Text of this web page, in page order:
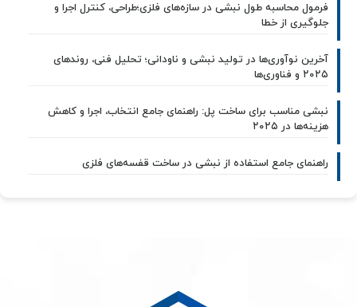
فرمول محاسبه طول نبشی در سازه‌های فلزی؛طراحی، کنترل اجرا و
جلوگیری از خطا
آخرین نوآوری‌ها در تولید نبشی و ناودانی؛ تحلیل فنی، روندهای
۲۰۲۵ و فناوری‌ها
نبشی مناسب برای ساخت پل: راهنمای جامع انتخاب، اجرا و کاهش
هزینه‌ها در ۲۰۲۵
راهنمای جامع استفاده از نبشی در ساخت قفسه‌های فلزی